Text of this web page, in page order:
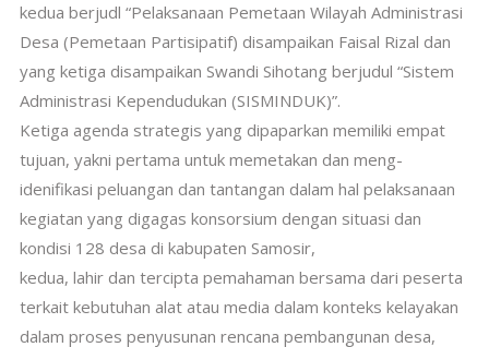
kedua berjudl “Pelaksanaan Pemetaan Wilayah Administrasi
Desa (Pemetaan Partisipatif) disampaikan Faisal Rizal dan
yang ketiga disampaikan Swandi Sihotang berjudul “Sistem
Administrasi Kependudukan (SISMINDUK)”.
Ketiga agenda strategis yang dipaparkan memiliki empat
tujuan, yakni pertama untuk memetakan dan meng-
idenifikasi peluangan dan tantangan dalam hal pelaksanaan
kegiatan yang digagas konsorsium dengan situasi dan
kondisi 128 desa di kabupaten Samosir,
kedua, lahir dan tercipta pemahaman bersama dari peserta
terkait kebutuhan alat atau media dalam konteks kelayakan
dalam proses penyusunan rencana pembangunan desa,